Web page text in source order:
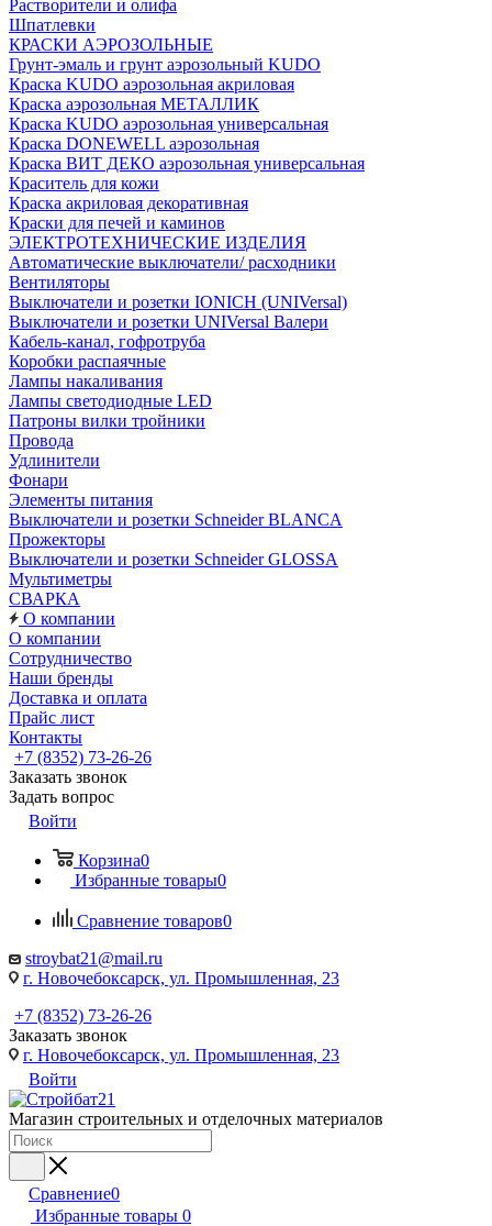
Растворители и олифа
Шпатлевки
КРАСКИ АЭРОЗОЛЬНЫЕ
Грунт-эмаль и грунт аэрозольный KUDO
Краска KUDO аэрозольная акриловая
Краска аэрозольная МЕТАЛЛИК
Краска KUDO аэрозольная универсальная
Краска DONEWELL аэрозольная
Краска ВИТ ДЕКО аэрозольная универсальная
Краситель для кожи
Краска акриловая декоративная
Краски для печей и каминов
ЭЛЕКТРОТЕХНИЧЕСКИЕ ИЗДЕЛИЯ
Автоматические выключатели/ расходники
Вентиляторы
Выключатели и розетки IONICH (UNIVersal)
Выключатели и розетки UNIVersal Валери
Кабель-канал, гофротруба
Коробки распаячные
Лампы накаливания
Лампы светодиодные LED
Патроны вилки тройники
Провода
Удлинители
Фонари
Элементы питания
Выключатели и розетки Schneider BLANCA
Прожекторы
Выключатели и розетки Schneider GLOSSA
Мультиметры
СВАРКА
О компании
О компании
Сотрудничество
Наши бренды
Доставка и оплата
Прайс лист
Контакты
+7 (8352) 73-26-26
Заказать звонок
Задать вопрос
Войти
Корзина0
Избранные товары0
Сравнение товаров0
stroybat21@mail.ru
г. Новочебоксарск, ул. Промышленная, 23
+7 (8352) 73-26-26
Заказать звонок
г. Новочебоксарск, ул. Промышленная, 23
Войти
Магазин строительных и отделочных материалов
Сравнение0
Избранные товары 0